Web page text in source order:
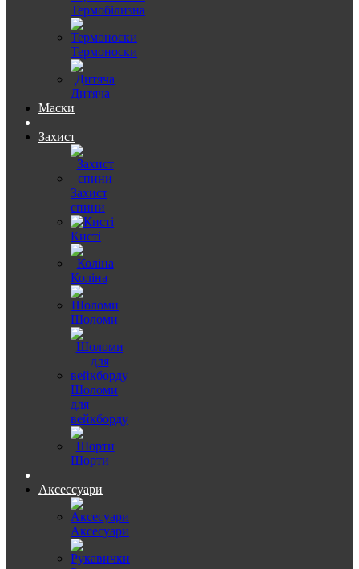
Термобілизна
Термоноски
Дитяча
Маски
Захист
Захист
спини
Кисті
Коліна
Шоломи
Шоломи
для
вейкборду
Шорти
Аксессуари
Аксесуари